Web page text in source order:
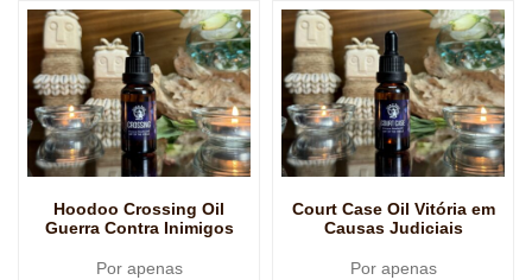
Hoodoo Crossing Oil
Guerra Contra Inimigos
Por apenas
Court Case Oil Vitória em
Causas Judiciais
Por apenas